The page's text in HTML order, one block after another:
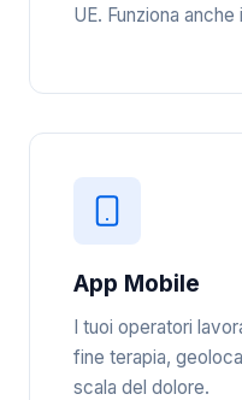
UE. Funziona anche
App Mobile
I tuoi operatori
fine terapia,
scala del dolore.